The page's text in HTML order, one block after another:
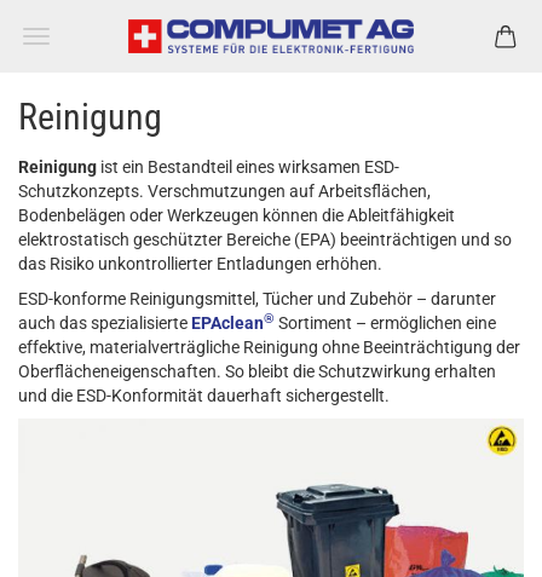
Reinigung
Reinigung ist ein Bestandteil eines wirksamen ESD-
Schutzkonzepts. Verschmutzungen auf Arbeitsflächen,
Bodenbelägen oder Werkzeugen können die Ableitfähigkeit
elektrostatisch geschützter Bereiche (EPA) beeinträchtigen und so
das Risiko unkontrollierter Entladungen erhöhen.
ESD-konforme Reinigungsmittel, Tücher und Zubehör – darunter
auch das spezialisierteEPAclean® Sortiment – ermöglichen eine
effektive, materialverträgliche Reinigung ohne Beeinträchtigung der
Oberflächeneigenschaften. So bleibt die Schutzwirkung erhalten
und die ESD-Konformität dauerhaft sichergestellt.